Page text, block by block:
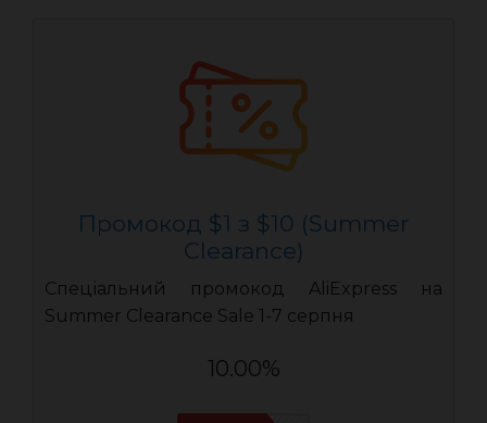
Промокод $1 з $10 (Summer
Clearance)
Спеціальний промокод AliExpress на
Summer Clearance Sale 1-7 серпня
10.00%